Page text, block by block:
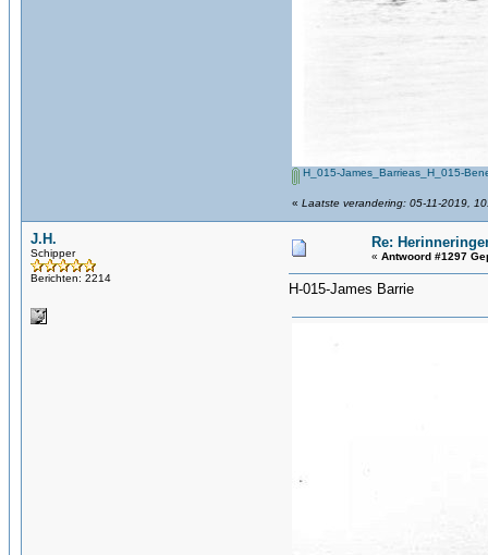
H_015-James_Barrieas_H_015-
« Laatste verandering: 05-11-2019,
J.H.
Schipper
Berichten: 2214
Re:
« Antwoord #1297
H-015-James Barrie